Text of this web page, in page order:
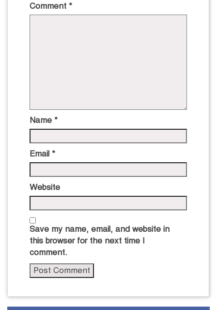
Comment *
Name *
Email *
Website
Save my name, email, and website in
this browser for the next time I
comment.